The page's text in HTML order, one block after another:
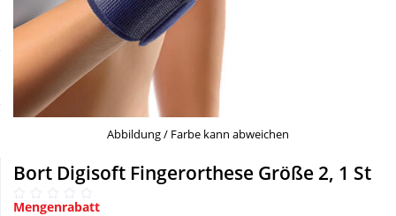
Schnäppchen
Sparsets
Täglich gut versorgt
Liebe & Erotik
Mutter & Kind
Nahrungsergänzung
Natur & Homöopathie
Abbildung / Farbe kann abweichen
Bort Digisoft Fingerorthese Größe 2, 1 St
Mengenrabatt